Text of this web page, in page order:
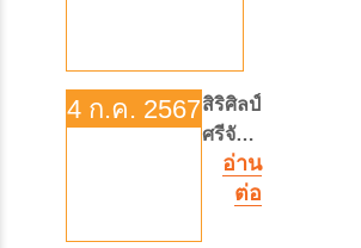
4 ก.ค. 2567สิริศิลป์
ศรีจักรี
จุฬาภ
อ่าน
ต่อ